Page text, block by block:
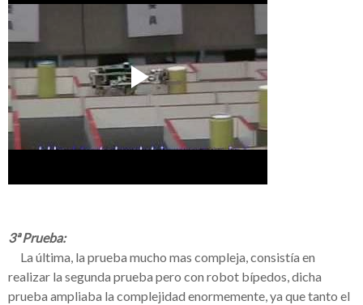
3ª Prueba:
La última, la prueba mucho mas compleja,consistía en
realizar la segunda prueba pero con robot bípedos, dicha
prueba ampliaba la complejidad enormemente, ya que tanto el